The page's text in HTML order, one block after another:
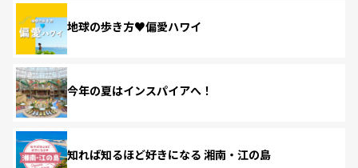
地球の歩き方♥偏愛ハワイ
今年の夏はインスパイアへ！
知れば知るほど好きになる 湘南・江の島